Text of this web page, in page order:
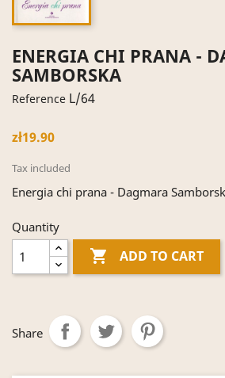
ENERGIA CHI PRANA -
SAMBORSKA
Reference L/64
zł19.90
Tax included
Energia chi prana - Dagmara
Quantity
 ADD TO CART
Share